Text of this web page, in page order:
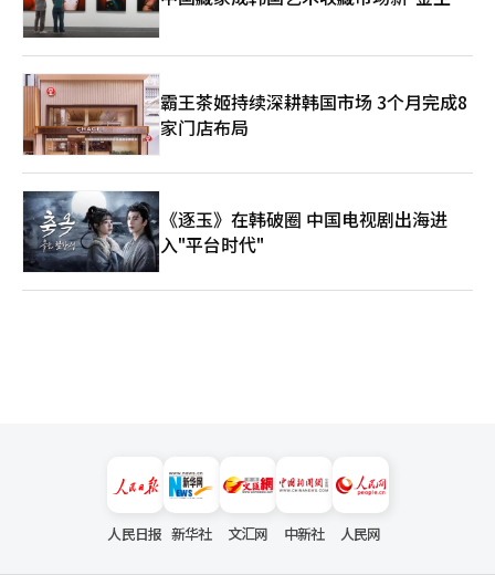
再次摆在面前。 从人工智能芯片到物理AI，从制造业AX到全球人
才开放战略，这不仅是一套产业政策，更是一份面向未来的国家发
展蓝图。从“生存韩国”走向“伟大韩国”，意味着韩国不再满足
于追赶世界，而是努力成为定义未来、塑造未来的重要力量。 历
史最终会记住的，不是那些畏惧变革的国家，而是那些敢于拥抱变
革、引领变革的国家。AI时代的大幕已经开启。对于韩国而言，真
正的考验或许才刚刚开始，而真正的机遇，也正从此刻开始。
霸王茶姬持续深耕韩国市场 3个月完成8
家门店布局
《逐玉》在韩破圈 中国电视剧出海进
入"平台时代"
人民日报 新华社 文汇网 中新社 人民网